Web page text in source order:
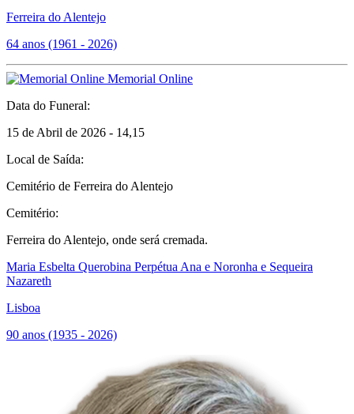
Ferreira do Alentejo
64 anos (1961 - 2026)
Memorial Online
Data do Funeral:
15 de Abril de 2026 - 14,15
Local de Saída:
Cemitério de Ferreira do Alentejo
Cemitério:
Ferreira do Alentejo, onde será cremada.
Maria Esbelta Querobina Perpétua Ana e Noronha e Sequeira
Nazareth
Lisboa
90 anos (1935 - 2026)